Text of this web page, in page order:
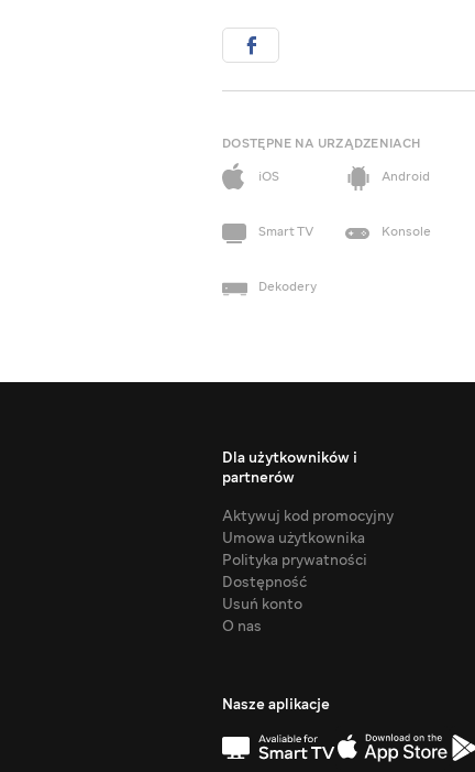
DOSTĘPNE NA URZĄDZENIACH
iOS
Android
Smart TV Konsole
Dekodery
Dla użytkowników i
partnerów
Aktywuj kod promocyjny
Umowa użytkownika
Polityka prywatności
Dostępność
Usuń konto
O nas
Nasze aplikacje